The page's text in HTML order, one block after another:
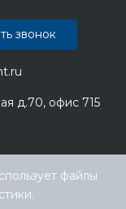
д.70, офис 715
звонок
файлы